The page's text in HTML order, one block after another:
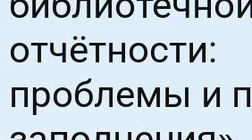
отчётности:
проблемы и